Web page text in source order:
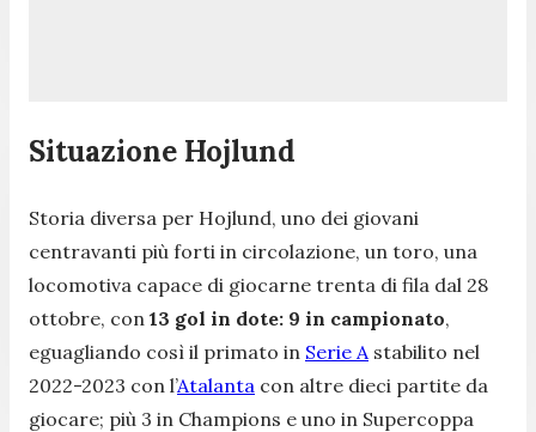
Situazione Hojlund
Storia diversa per Hojlund, uno dei giovani
centravanti più forti in circolazione, un toro, una
locomotiva capace di giocarne trenta di fila dal 28
ottobre, con 13 gol in dote: 9 in campionato,
eguagliando così il primato in Serie A stabilito nel
2022-2023 con l’Atalanta con altre dieci partite da
giocare; più 3 in Champions e uno in Supercoppa